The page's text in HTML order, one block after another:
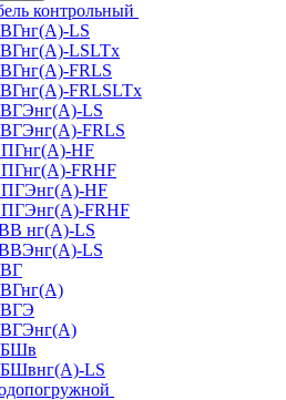
контрольный
LS
LSLTx
FRLS
FRLSLTx
LS
FRLS
HF
FRHF
HF
FRHF
нг(А)-LS
LS
LS